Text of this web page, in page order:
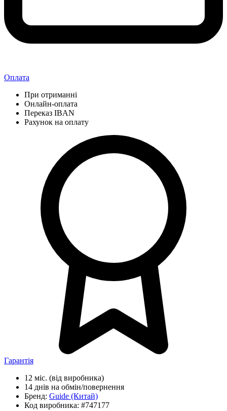
Оплата
При отриманні
Онлайн-оплата
Переказ IBAN
Рахунок на оплату
Гарантія
12 міс. (від виробника)
14 днів на обмін/повернення
Бренд: Guide (Китай)
Код виробника: #747177